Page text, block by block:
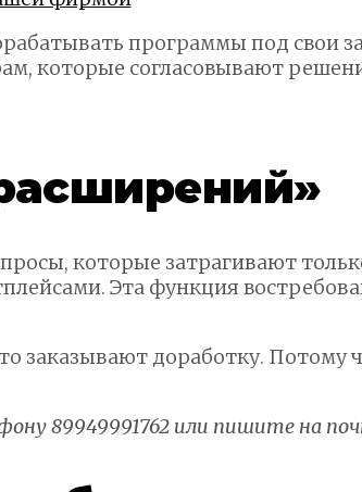
программы под свои
которые согласовывают
которые затрагивают
Эта функция
заказывают доработку. Потому
89949991762 или пишите на